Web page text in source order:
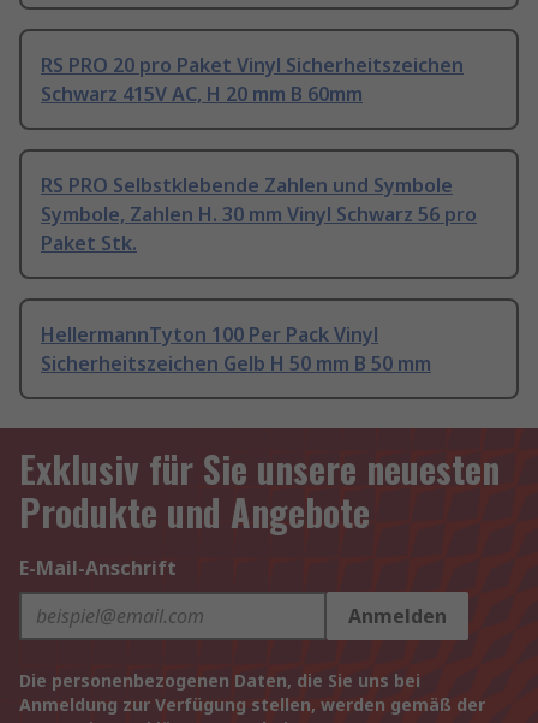
RS PRO 20 pro Paket Vinyl Sicherheitszeichen
Schwarz 415V AC, H 20 mm B 60mm
RS PRO Selbstklebende Zahlen und Symbole
Symbole, Zahlen H. 30 mm Vinyl Schwarz 56 pro
Paket Stk.
HellermannTyton 100 Per Pack Vinyl
Sicherheitszeichen Gelb H 50 mm B 50 mm
Exklusiv für Sie unsere neuesten
Produkte und Angebote
E-Mail-Anschrift
Anmelden
Die personenbezogenen Daten, die Sie uns bei
Anmeldung zur Verfügung stellen, werden gemäß der